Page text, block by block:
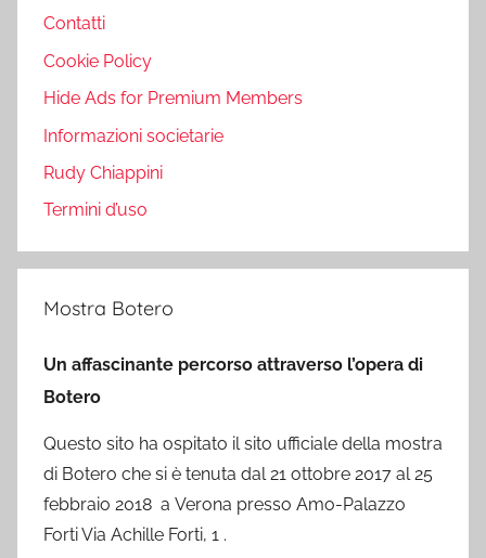
Contatti
Cookie Policy
Hide Ads for Premium Members
Informazioni societarie
Rudy Chiappini
Termini d’uso
Mostra Botero
Un affascinante percorso attraverso l’opera di
Botero
Questo sito ha ospitato il sito ufficiale della mostra
di Botero che si è tenuta dal 21 ottobre 2017 al 25
febbraio 2018 a Verona presso Amo-Palazzo
Forti Via Achille Forti, 1 .